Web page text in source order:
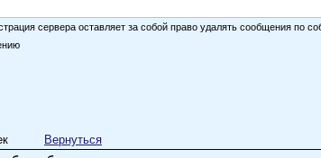
сервера оставляет за собой право удалять сообщения по
Вернуться